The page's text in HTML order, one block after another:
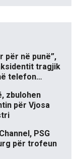
për në punë”,
tragjik
telefon…
zbulohen
për Vjosa
PSG
për trofeun